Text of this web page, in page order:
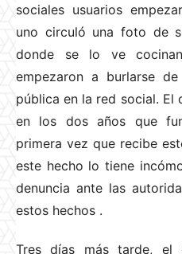
sociales usuarios
uno circuló una foto de
donde se lo ve
empezaron a burlarse
pública en la red social. El
en los dos años que
primera vez que recibe
este hecho lo tiene
denuncia ante las
estos hechos .
Tres días más tarde, el